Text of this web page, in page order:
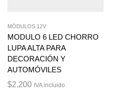
MÓDULOS 12V
MODULO 6 LED CHORRO
LUPA ALTA PARA
DECORACIÓN Y
AUTOMÓVILES
$2,200 IVA incluido